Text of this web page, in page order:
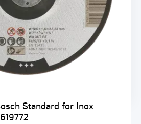
Standard for Inox